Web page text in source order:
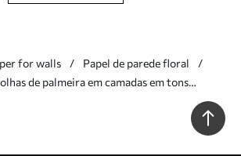
for walls
Papel de parede floral
de palmeira em camadas em tons